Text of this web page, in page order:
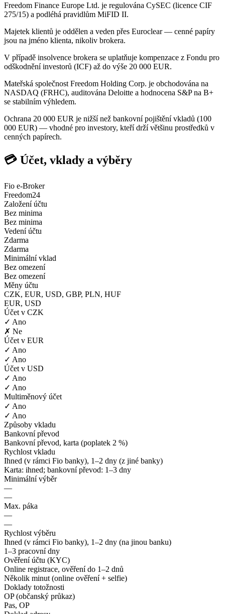
Freedom Finance Europe Ltd. je regulována CySEC (licence CIF
275/15) a podléhá pravidlům MiFID II.
Majetek klientů je oddělen a veden přes Euroclear — cenné papíry
jsou na jméno klienta, nikoliv brokera.
V případě insolvence brokera se uplatňuje kompenzace z Fondu pro
odškodnění investorů (ICF) až do výše 20 000 EUR.
Mateřská společnost Freedom Holding Corp. je obchodována na
NASDAQ (FRHC), auditována Deloitte a hodnocena S&P na B+
se stabilním výhledem.
Ochrana 20 000 EUR je nižší než bankovní pojištění vkladů (100
000 EUR) — vhodné pro investory, kteří drží většinu prostředků v
cenných papírech.
💳 Účet, vklady a výběry
Fio e-Broker
Freedom24
Založení účtu
Bez minima
Bez minima
Vedení účtu
Zdarma
Zdarma
Minimální vklad
Bez omezení
Bez omezení
Měny účtu
CZK, EUR, USD, GBP, PLN, HUF
EUR, USD
Účet v CZK
✓ Ano
✗ Ne
Účet v EUR
✓ Ano
✓ Ano
Účet v USD
✓ Ano
✓ Ano
Multiměnový účet
✓ Ano
✓ Ano
Způsoby vkladu
Bankovní převod
Bankovní převod, karta (poplatek 2 %)
Rychlost vkladu
Ihned (v rámci Fio banky), 1–2 dny (z jiné banky)
Karta: ihned; bankovní převod: 1–3 dny
Minimální výběr
—
—
Max. páka
—
—
Rychlost výběru
Ihned (v rámci Fio banky), 1–2 dny (na jinou banku)
1–3 pracovní dny
Ověření účtu (KYC)
Online registrace, ověření do 1–2 dnů
Několik minut (online ověření + selfie)
Doklady totožnosti
OP (občanský průkaz)
Pas, OP